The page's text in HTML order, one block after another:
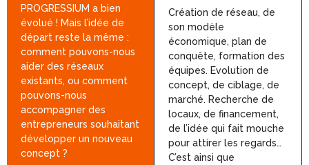
PROGRESSIUM a bien
évolué ! Mais l’idée de
départ reste la même :
comment pouvons-nous
aider des réseaux
existants, ou comment
pouvons-nous
accompagner des
entrepreneurs souhaitant
développer un nouveau
concept ?
Création de réseau, de
son modèle
économique, plan de
conquête, formation des
équipes. Evolution de
concept, de ciblage, de
marché. Recherche de
locaux, de financement,
de l’idée qui fait mouche
pour attirer les regards…
C’est ainsi que